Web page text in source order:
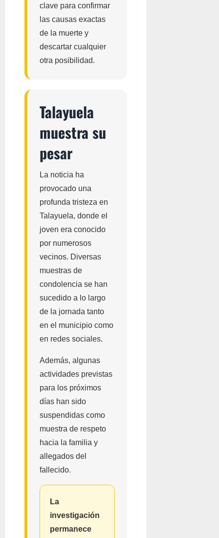
clave para confirmar
las causas exactas
de la muerte y
descartar cualquier
otra posibilidad.
Talayuela
muestra su
pesar
La noticia ha
provocado una
profunda tristeza en
Talayuela, donde el
joven era conocido
por numerosos
vecinos. Diversas
muestras de
condolencia se han
sucedido a lo largo
de la jornada tanto
en el municipio como
en redes sociales.
Además, algunas
actividades previstas
para los próximos
días han sido
suspendidas como
muestra de respeto
hacia la familia y
allegados del
fallecido.
La
investigación
permanece